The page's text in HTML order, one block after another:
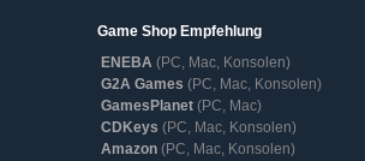
Game Shop Empfehlung
ENEBA (PC, Mac, Konsolen)
G2A Games (PC, Mac, Konsolen)
GamesPlanet (PC, Mac)
CDKeys (PC, Mac, Konsolen)
Amazon (PC, Mac, Konsolen)